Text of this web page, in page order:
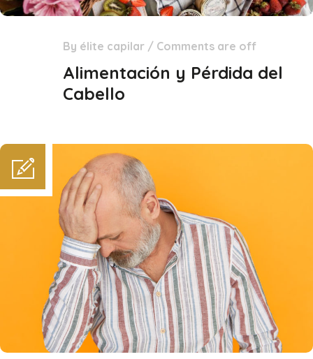
By élite capilar / Comments are off
Alimentación y Pérdida del
Cabello